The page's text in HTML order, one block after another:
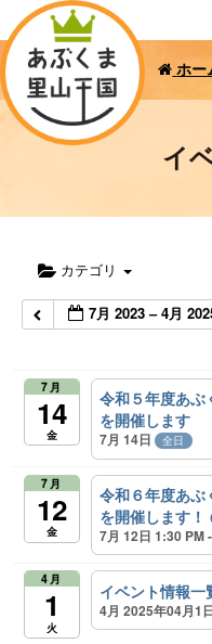
ホー
イ
カテゴリ
7月 2023 – 4月
7月
14
金
令和５年度あぶ
を開催します
7月 14日 全日
7月
12
金
令和６年度あぶ
を開催します！
7月 12日 1:30 PM
4月
1
火
イベント情報一
4月 2025年04月1